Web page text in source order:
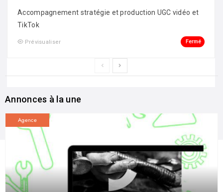
Accompagnement stratégie et production UGC vidéo et
TikTok
Prévisualiser Fermé
Annonces à la une
Agence